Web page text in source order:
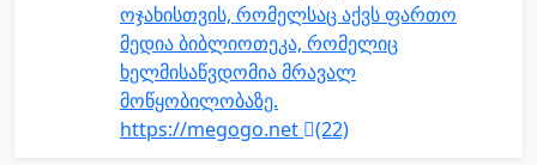
ოჯახისთვის, რომელსაც აქვს ფართო
მედია ბიბლიოთეკა, რომელიც
ხელმისაწვდომია მრავალ
მოწყობილობაზე.
https://megogo.net
(22)